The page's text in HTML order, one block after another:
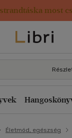
most
Kártya adatai
Életmód, egészség